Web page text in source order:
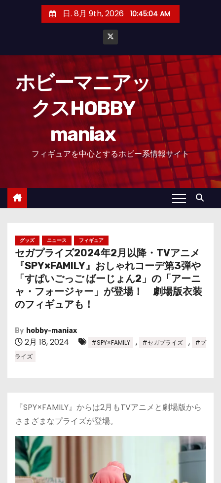
日. 8月 9th, 2026 10:45:06 AM
ホビーマニアッ
クスHOBBY
maniax
フィギュアを中心とするホビー系情報サイト
グッズ ニュース フィギュア
セガプライズ2024年2月以降・TVアニメ
『SPY×FAMILY』おしゃれコーデ第3弾や
「すぱいごっご ばーじょん2」の「アーニ
ャ・フォージャー」が登場！ 劇場版衣装
のフィギュアも！
By hobby-maniax
2月 18, 2024 #SPY×FAMILY , #セガプライズ ,
#プ
ライズ
『SPY×FAMILY』からは2月もTVアニメと劇場版から
さまざまなプライズが登場。